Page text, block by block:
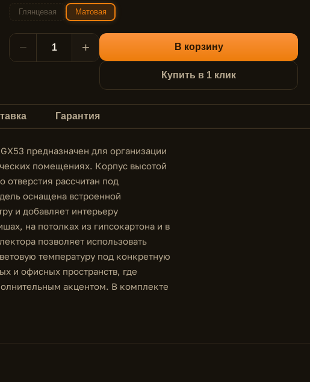
Глянцевая Матовая
− + В корзину
Купить в 1 клик
Гарантия
предназначен для организации
помещениях. Корпус высотой
рассчитан под
оснащена встроенной
и добавляет интерьеру
на потолках из гипсокартона и в
позволяет использовать
температуру под конкретную
и офисных пространств, где
акцентом. В комплекте